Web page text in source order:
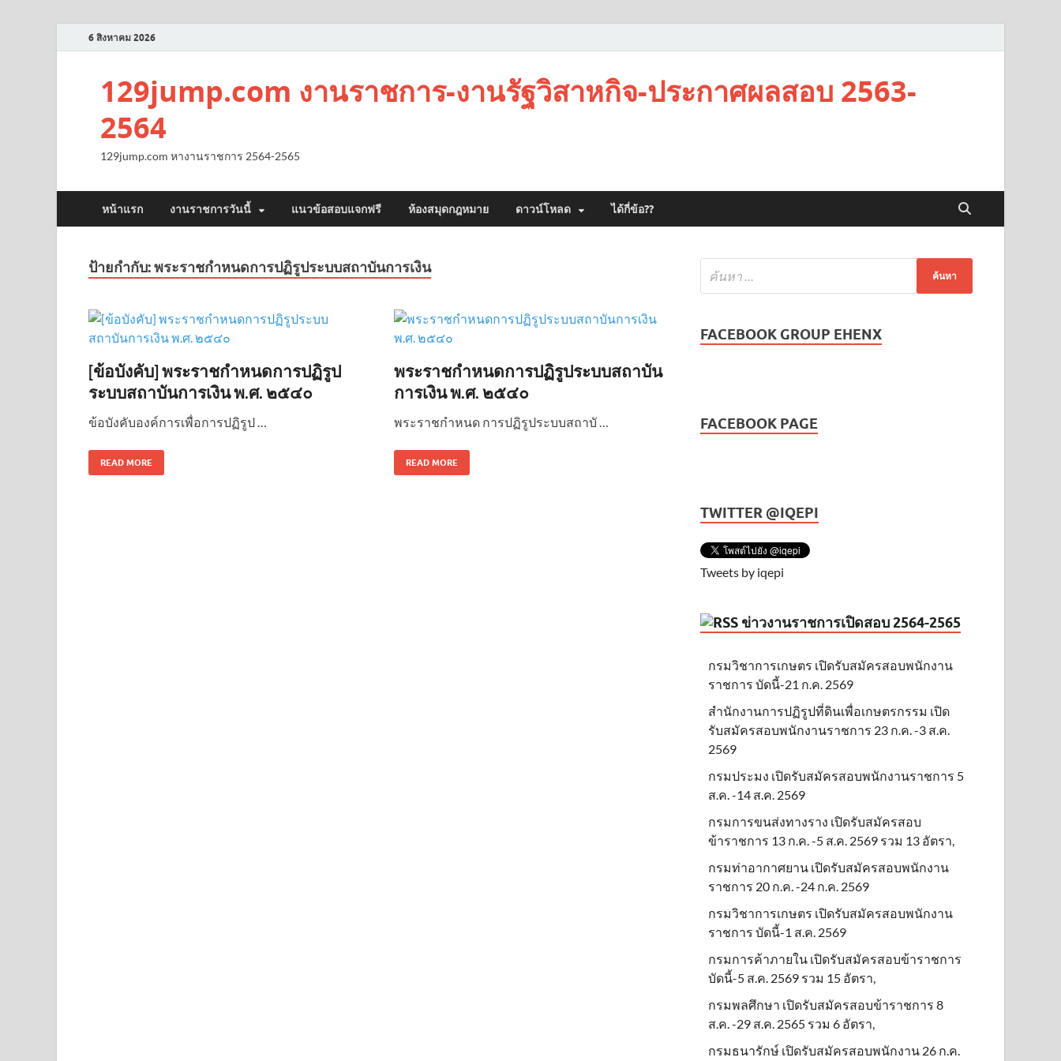
6 สิงหาคม 2026
129jump.com งานราชการ-งานรัฐวิสาหกิจ-ประกาศผลสอบ 2563-
2564
129jump.com หางานราชการ 2564-2565
หน้าแรก งานราชการวันนี้ แนวข้อสอบแจกฟรี ห้องสมุดกฎหมาย ดาวน์โหลด ได้กี่ข้อ??
ป้ายกำกับ:พระราชกำหนดการปฏิรูประบบสถาบันการเงิน
[ข้อบังคับ] พระราชกำหนดการปฏิรูป
ระบบสถาบันการเงิน พ.ศ. ๒๕๔๐
ข้อบังคับองค์การเพื่อการปฏิรูป …
READ MORE
พระราชกำหนดการปฏิรูประบบสถาบัน
การเงิน พ.ศ. ๒๕๔๐
พระราชกำหนด การปฏิรูประบบสถาบั …
READ MORE
FACEBOOK GROUP EHENX
FACEBOOK PAGE
TWITTER @IQEPI
Tweets by iqepi
ข่าวงานราชการเปิดสอบ 2564-2565
กรมวิชาการเกษตร เปิดรับสมัครสอบพนักงาน
ราชการ บัดนี้-21 ก.ค. 2569
สำนักงานการปฏิรูปที่ดินเพื่อเกษตรกรรม เปิด
รับสมัครสอบพนักงานราชการ 23 ก.ค. -3 ส.ค.
2569
กรมประมง เปิดรับสมัครสอบพนักงานราชการ 5
ส.ค. -14 ส.ค. 2569
กรมการขนส่งทางราง เปิดรับสมัครสอบ
ข้าราชการ 13 ก.ค. -5 ส.ค. 2569 รวม 13 อัตรา,
กรมท่าอากาศยาน เปิดรับสมัครสอบพนักงาน
ราชการ 20 ก.ค. -24 ก.ค. 2569
กรมวิชาการเกษตร เปิดรับสมัครสอบพนักงาน
ราชการ บัดนี้-1 ส.ค. 2569
กรมการค้าภายใน เปิดรับสมัครสอบข้าราชการ
บัดนี้-5 ส.ค. 2569 รวม 15 อัตรา,
กรมพลศึกษา เปิดรับสมัครสอบข้าราชการ 8
ส.ค. -29 ส.ค. 2565 รวม 6 อัตรา,
กรมธนารักษ์ เปิดรับสมัครสอบพนักงาน 26 ก.ค.